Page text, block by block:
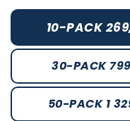
10-PACK
30-PACK
50-PACK 1